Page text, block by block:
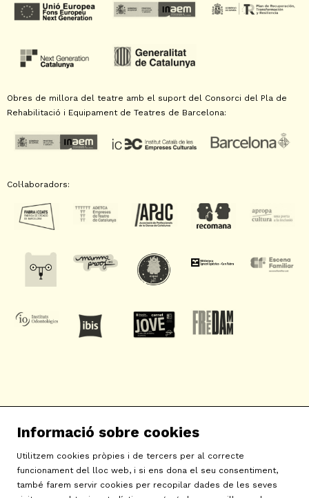
Obres de millora del teatre amb el suport del Consorci del Pla de
Rehabilitació i Equipament de Teatres de Barcelona:
Col·laboradors:
c/ Neopàtria, 54
08030 Barcelona
info@sat-teatre.cat | 933457930
Informació sobre cookies
Utilitzem cookies pròpies i de tercers per al correcte
funcionament del lloc web, i si ens dona el seu consentiment,
també farem servir cookies per recopilar dades de les seves